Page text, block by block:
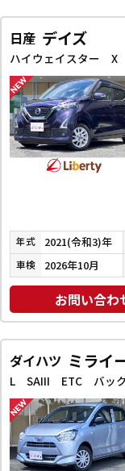
日産 デイズ
年式 2021(令和3)年
車検 2026年10月
お問い合わ
ダイハツ ミライ